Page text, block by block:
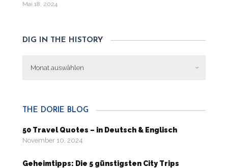
Mai 18, 2024
DIG IN THE HISTORY
THE DORIE BLOG
50 Travel Quotes – in Deutsch & Englisch
November 10, 2024
Geheimtipps: Die 5 günstigsten City Trips